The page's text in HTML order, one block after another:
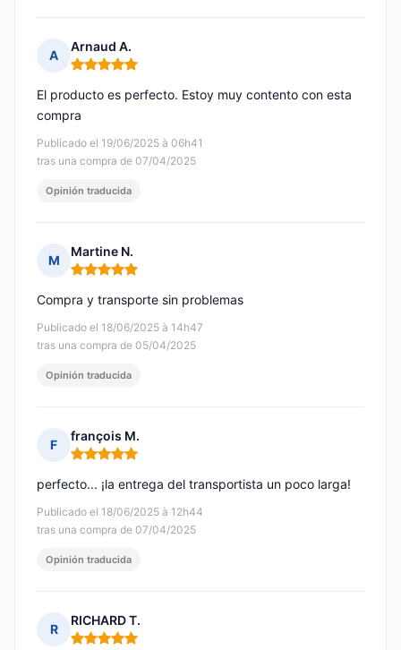
A
Arnaud A.
Nota: 5 de 5
Publicado el 19/06/2025 à 06h41
tras una compra de 07/04/2025
El producto es perfecto. Estoy muy contento con esta
compra
Opinión traducida
M
Martine N.
Nota: 5 de 5
Publicado el 18/06/2025 à 14h47
tras una compra de 05/04/2025
Compra y transporte sin problemas
Opinión traducida
F
françois M.
Nota: 5 de 5
Publicado el 18/06/2025 à 12h44
tras una compra de 07/04/2025
perfecto... ¡la entrega del transportista un poco larga!
Opinión traducida
R
RICHARD T.
Nota: 5 de 5